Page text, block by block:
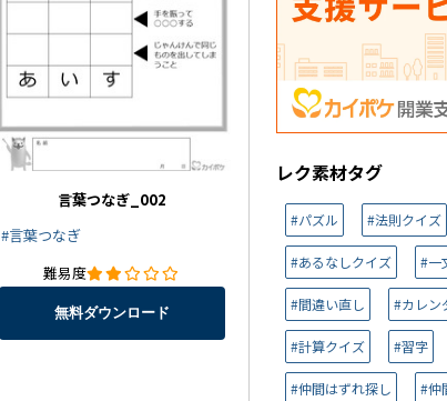
言葉つなぎ_002
#言葉つなぎ
難易度
無料ダウンロード
レク素材タグ
#パズル #法則クイズ
#あるなしクイズ #一
#間違い直し #カレン
#計算クイズ #習字
#仲間はずれ探し #仲